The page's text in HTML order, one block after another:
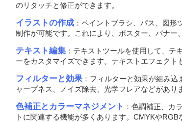
のリタッチと修正ができます。
イラストの作成：ペイントブラシ、パス、図形
制作が可能です。これにより、ポスター、バナー
テキスト編集：テキストツールを使用して、テ
ーをカスタマイズできます。テキストエフェクト
フィルターと効果：フィルターと効果が組み込
ャープネス、ノイズ除去、光学フレアなどがあり
色補正とカラーマネジメント ：色調補正、カ
トに関連する機能が多くあります。CMYKやRGB